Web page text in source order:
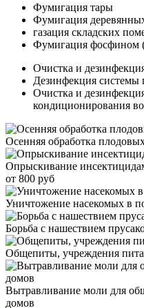
Фумигация тары
Фумигация
газация складских
Фумигация фосфином
Очистка и
Дезинфекция системы
Очистка и
кондиционирования
Осенняя обработка
Опрыскивание
от 800 руб
Уничтожение насекомых в
Борьба с нашествием
Общепиты, учреждения
Вытравливание моли для
домов